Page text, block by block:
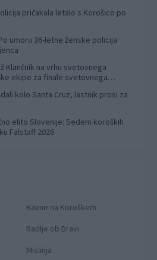
pričakala letalo s Korošico po
umoru 36-letne ženske policija
Klančnik na vrhu svetovnega
ekipe za finale svetovnega
kolo Santa Cruz, lastnik prosi za
elito Slovenije: Sedem koroških
Falstaff 2026
Ravne na Koroškem
Radlje ob Dravi
Mislinja